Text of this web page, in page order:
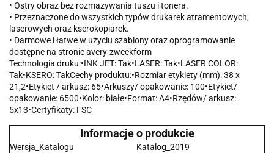
• Ostry obraz bez rozmazywania tuszu i tonera.
• Przeznaczone do wszystkich typów drukarek atramentowych,
laserowych oraz kserokopiarek.
• Darmowe i łatwe w użyciu szablony oraz oprogramowanie
dostępne na stronie avery-zweckform
Technologia druku:•INK JET: Tak•LASER: Tak•LASER COLOR:
Tak•KSERO: TakCechy produktu:•Rozmiar etykiety (mm): 38 x
21,2•Etykiet / arkusz: 65•Arkuszy/ opakowanie: 100•Etykiet/
opakowanie: 6500•Kolor: białe•Format: A4•Rzędów/ arkusz:
5x13•Certyfikaty: FSC
Informacje o produkcie
Wersja_Katalogu
Katalog_2019